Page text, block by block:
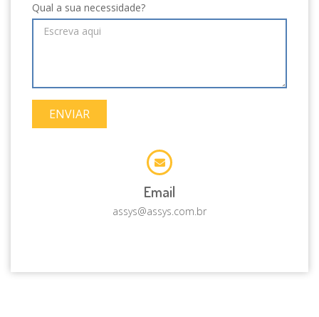
Email
assys@assys.com.br
Qual a sua necessidade?
ENVIAR